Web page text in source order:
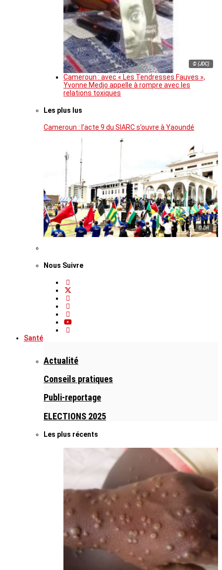
© (JDC)
Cameroun : avec « Les Tendresses Fauves »,
Yvonne Medjo appelle à rompre avec les
relations toxiques
Les plus lus
Cameroun : l’acte 9 du SIARC s’ouvre à Yaoundé
© DR
Nous Suivre
Santé
Actualité
Conseils pratiques
Publi-reportage
ELECTIONS 2025
Les plus récents